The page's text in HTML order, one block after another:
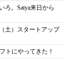
ろ。Satya来日から
土）スタートアップ
トにやってきた！